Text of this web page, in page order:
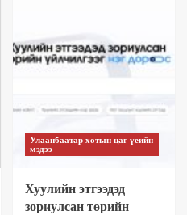
Улаанбаатар хотын цаг үеийн
мэдээ
Хуулийн этгээдэд
зориулсан төрийн